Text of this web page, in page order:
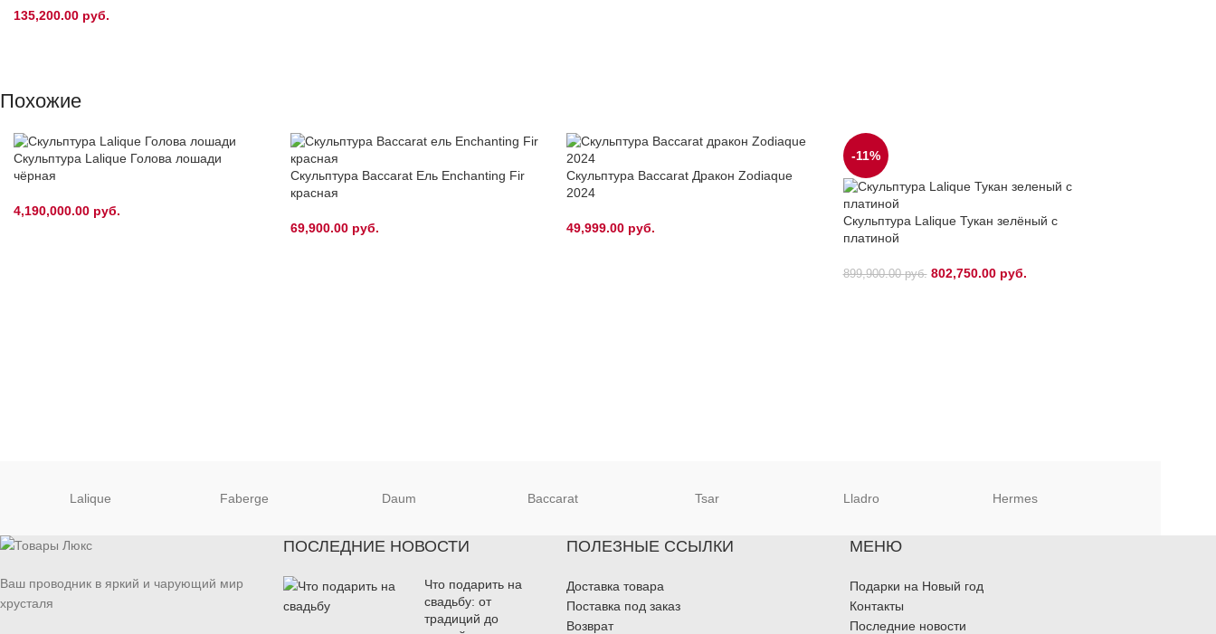
135,200.00 руб.
Похожие
Скульптура Lalique Голова лошади
чёрная
4,190,000.00 руб.
Скульптура Baccarat Ель Enchanting Fir
красная
69,900.00 руб.
Скульптура Baccarat Дракон Zodiaque
2024
49,999.00 руб.
-11%
Скульптура Lalique Тукан зелёный с
платиной
899,900.00руб. 802,750.00 руб.
Lalique Faberge Daum Baccarat Tsar Lladro Hermes
Ваш проводник в яркий и чарующий мир
хрусталя
ПОСЛЕДНИЕ НОВОСТИ
Что подарить на
свадьбу: от
традиций до
ПОЛЕЗНЫЕ ССЫЛКИ
Доставка товара
Поставка под заказ
Возврат
МЕНЮ
Подарки на Новый год
Контакты
Последние новости